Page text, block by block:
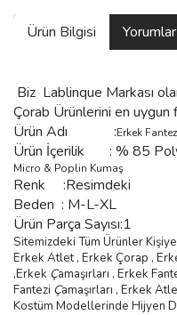
Ürün Bilgisi Yorumlar
Biz Lablinque Markası
Çorab Ürünlerini en uygun
Ürün Adı :Erkek
Ürün İçerilik : % 85
Micro & Poplin Kumaş
Renk :Resimdeki
Beden : M-L-XL
Ürün Parça Sayısı:1
Sitemizdeki Tüm Ürünler
Erkek Atlet , Erkek Çorap ,
,Erkek Çamaşırları , Erkek
Fantezi Çamaşırları , Erkek
Kostüm Modellerinde Hijyen